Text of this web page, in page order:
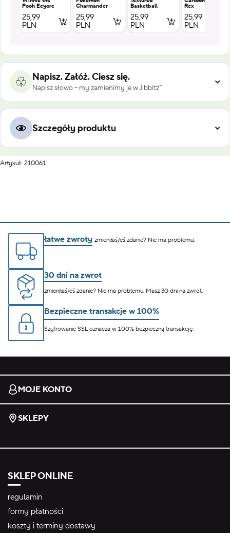
Pooh Eeyore
25,99
PLN
Charmander
25,99
PLN
Basketball
25,99
PLN
Rex
25,99
PLN
Napisz. Załóż. Ciesz się.
Napisz słowo – my zamienimy je w Jibbitz™
Szczegóły produktu
Artykuł: 210061
łatwe zwroty zmieniłaś/eś zdanie? Nie ma problemu.
30 dni na zwrot
zmieniłaś/eś zdanie? Nie ma problemu. Masz 30 dni na zwrot.
Bezpieczne transakcje w 100%
Szyfrowanie SSL oznacza w 100% bezpieczną transakcję.
MOJE KONTO
SKLEPY
SKLEP ONLINE
regulamin
formy płatności
koszty i terminy dostawy